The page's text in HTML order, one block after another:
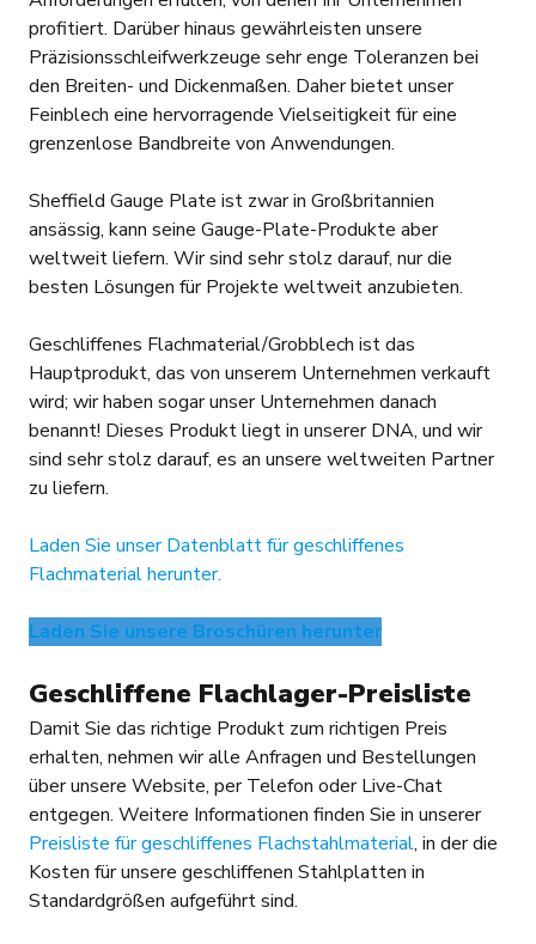
profitiert. Darüber hinaus gewährleisten unsere
Präzisionsschleifwerkzeuge sehr enge Toleranzen bei
den Breiten- und Dickenmaßen. Daher bietet unser
Feinblech eine hervorragende Vielseitigkeit für eine
grenzenlose Bandbreite von Anwendungen.
Sheffield Gauge Plate ist zwar in Großbritannien
ansässig, kann seine Gauge-Plate-Produkte aber
weltweit liefern. Wir sind sehr stolz darauf, nur die
besten Lösungen für Projekte weltweit anzubieten.
Geschliffenes Flachmaterial/Grobblech ist das
Hauptprodukt, das von unserem Unternehmen verkauft
wird; wir haben sogar unser Unternehmen danach
benannt! Dieses Produkt liegt in unserer DNA, und wir
sind sehr stolz darauf, es an unsere weltweiten Partner
zu liefern.
Laden Sie unser Datenblatt für geschliffenes
Flachmaterial herunter.
Laden Sie unsere Broschüren herunter
Geschliffene Flachlager-Preisliste
Damit Sie das richtige Produkt zum richtigen Preis
erhalten, nehmen wir alle Anfragen und Bestellungen
über unsere Website, per Telefon oder Live-Chat
entgegen. Weitere Informationen finden Sie in unserer
Preisliste für geschliffenes Flachstahlmaterial, in der die
Kosten für unsere geschliffenen Stahlplatten in
Standardgrößen aufgeführt sind.